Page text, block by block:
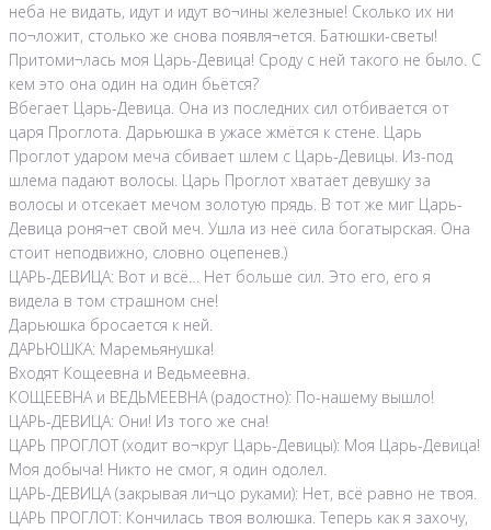
неба не видать, идут и идут во¬ины железные! Сколько их ни
по¬ложит, столько же снова появля¬ется. Батюшки-светы!
Притоми¬лась моя Царь-Девица! Сроду с ней такого не было. С
кем это она один на один бьётся?
Вбегает Царь-Девица. Она из последних сил отбивается от
царя Проглота. Дарьюшка в ужасе жмётся к стене. Царь
Проглот ударом меча сбивает шлем с Царь-Девицы. Из-под
шлема падают волосы. Царь Проглот хватает девушку за
волосы и отсекает мечом золотую прядь. В тот же миг Царь-
Девица роня¬ет свой меч. Ушла из неё сила богатырская. Она
стоит неподвижно, словно оцепенев.)
ЦАРЬ-ДЕВИЦА: Вот и всё… Нет больше сил. Это его, его я
видела в том страшном сне!
Дарьюшка бросается к ней.
ДАРЬЮШКА: Маремьянушка!
Входят Кощеевна и Ведьмеевна.
КОЩЕЕВНА и ВЕДЬМЕЕВНА (радостно): По-нашему вышло!
ЦАРЬ-ДЕВИЦА: Они! Из того же сна!
ЦАРЬ ПРОГЛОТ (ходит во¬круг Царь-Девицы): Моя Царь-Девица!
Моя добыча! Никто не смог, я один одолел.
ЦАРЬ-ДЕВИЦА (закрывая ли¬цо руками): Нет, всё равно не твоя.
ЦАРЬ ПРОГЛОТ: Кончилась твоя волюшка. Теперь как я захочу,